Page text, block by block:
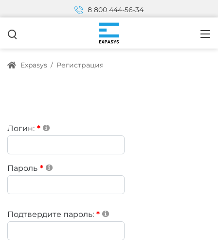
8 800 444-56-34
Expasys / Регистрация
Логин:
Пароль
Подтвердите пароль: